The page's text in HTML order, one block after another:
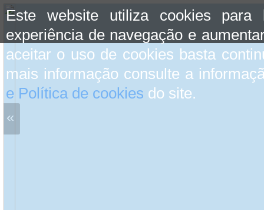
Este website utiliza cookies para
experiência de navegação e
aceitar o uso de cookies basta
mais informação consulte a
e Política de cookies do site.
«